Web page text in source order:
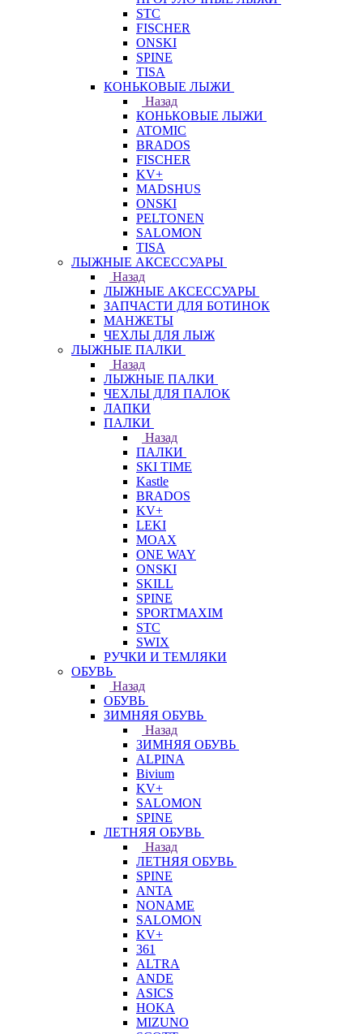
STC
FISCHER
ONSKI
SPINE
TISA
КОНЬКОВЫЕ ЛЫЖИ
Назад
КОНЬКОВЫЕ ЛЫЖИ
ATOMIC
BRADOS
FISCHER
KV+
MADSHUS
ONSKI
PELTONEN
SALOMON
TISA
ЛЫЖНЫЕ АКСЕССУАРЫ
Назад
ЛЫЖНЫЕ АКСЕССУАРЫ
ЗАПЧАСТИ ДЛЯ БОТИНОК
МАНЖЕТЫ
ЧЕХЛЫ ДЛЯ ЛЫЖ
ЛЫЖНЫЕ ПАЛКИ
Назад
ЛЫЖНЫЕ ПАЛКИ
ЧЕХЛЫ ДЛЯ ПАЛОК
ЛАПКИ
ПАЛКИ
Назад
ПАЛКИ
SKI TIME
Kastle
BRADOS
KV+
LEKI
MOAX
ONE WAY
ONSKI
SKILL
SPINE
SPORTMAXIM
STC
SWIX
РУЧКИ И ТЕМЛЯКИ
ОБУВЬ
Назад
ОБУВЬ
ЗИМНЯЯ ОБУВЬ
Назад
ЗИМНЯЯ ОБУВЬ
ALPINA
Bivium
KV+
SALOMON
SPINE
ЛЕТНЯЯ ОБУВЬ
Назад
ЛЕТНЯЯ ОБУВЬ
SPINE
ANTA
NONAME
SALOMON
KV+
361
ALTRA
ANDE
ASICS
HOKA
MIZUNO